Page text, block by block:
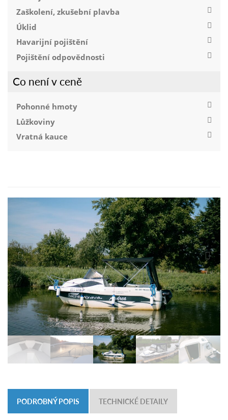
Zaškolení, zkušební plavba
Úklid
Havarijní pojištění
Pojištění odpovědnosti
Co není v ceně
Pohonné hmoty
Lůžkoviny
Vratná kauce
PODROBNÝ POPIS TECHNICKÉ DETAILY